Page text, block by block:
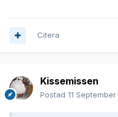
Citera
Kissemissen
Postad 11